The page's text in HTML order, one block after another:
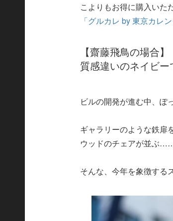
こよりもお得に購入いた
「グルカレ by 東京カレ
【齋藤飛鳥の場合】
質感違いのネイビ
ビルの開発が進む中、ぽ
ギャラリーのような鉄扉
ウッドのチェアが並ぶ……
そんな、今年を象徴する